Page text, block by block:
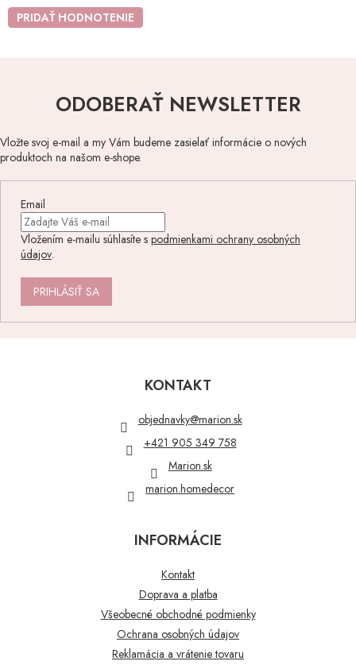
PRIDAŤ HODNOTENIE
ODOBERAŤ NEWSLETTER
Vložte svoj e-mail a my Vám budeme zasielať informácie o nových
produktoch na našom e-shope.
Email
Vložením e-mailu súhlasíte s podmienkami ochrany osobných
údajov.
PRIHLÁSIŤ SA
KONTAKT
objednavky@marion.sk
+421 905 349 758
Marion.sk
marion.homedecor
INFORMÁCIE
Kontakt
Doprava a platba
Všeobecné obchodné podmienky
Ochrana osobných údajov
Reklamácia a vrátenie tovaru